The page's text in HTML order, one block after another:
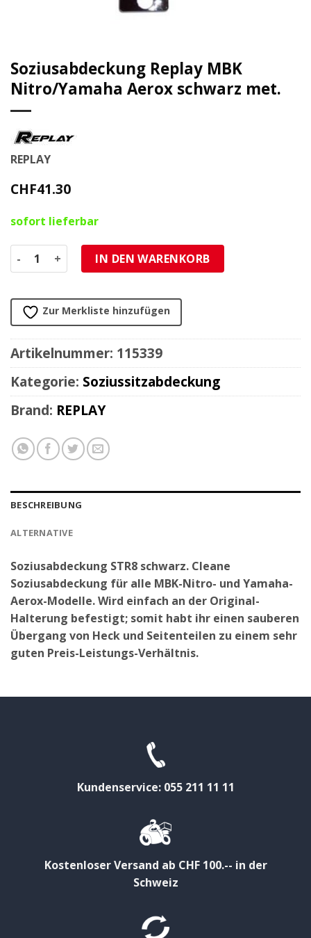
Soziusabdeckung Replay MBK
Nitro/Yamaha Aerox schwarz met.
REPLAY
CHF41.30
sofort lieferbar
Soziusabdeckung Replay MBK Nitro/Yamaha Aerox
IN DEN WARENKORB
Zur Merkliste hinzufügen
Artikelnummer: 115339
Kategorie: Soziussitzabdeckung
Brand: REPLAY
BESCHREIBUNG
ALTERNATIVE
Soziusabdeckung STR8 schwarz. Cleane
Soziusabdeckung für alle MBK-Nitro- und Yamaha-
Aerox-Modelle. Wird einfach an der Original-
Halterung befestigt; somit habt ihr einen sauberen
Übergang von Heck und Seitenteilen zu einem sehr
guten Preis-Leistungs-Verhältnis.
Kundenservice: 055 211 11 11
Kostenloser Versand ab CHF 100.-- in der
Schweiz